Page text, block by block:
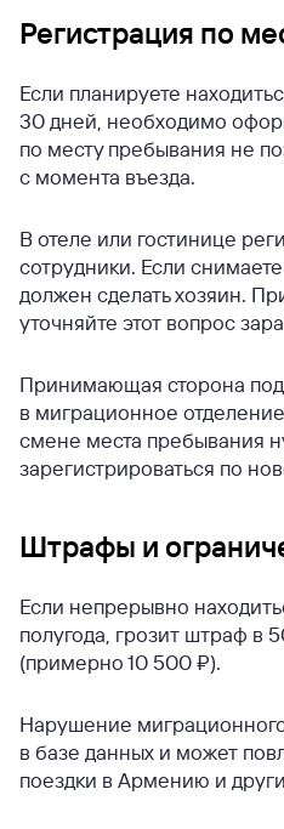
Регистрация по
Если планируете
30 дней, необходимо
по месту пребывания не
с момента въезда.
В отеле или гостинице
сотрудники. Если
должен сделать хозяин.
уточняйте этот вопрос
Принимающая сторона
в миграционное
смене места пребывания
зарегистрироваться по
Штрафы и
Если непрерывно
полугода, грозит штраф в
(примерно 10 500 ₽).
Нарушение
в базе данных и может
поездки в Армению и